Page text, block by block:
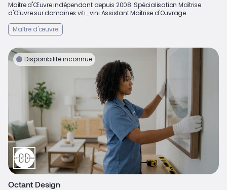
Maître d'Œuvre indépendant depuis 2008. Spécialisation Maîtrise
d'Œuvre sur domaines viti_vini Assistant Maîtrise d'Ouvrage.
Maître d'œuvre
Disponibilité inconnue
Octant Design